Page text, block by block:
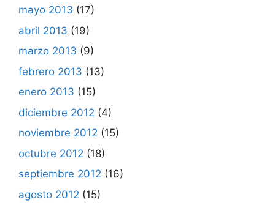
mayo 2013 (17)
abril 2013 (19)
marzo 2013 (9)
febrero 2013 (13)
enero 2013 (15)
diciembre 2012 (4)
noviembre 2012 (15)
octubre 2012 (18)
septiembre 2012 (16)
agosto 2012 (15)